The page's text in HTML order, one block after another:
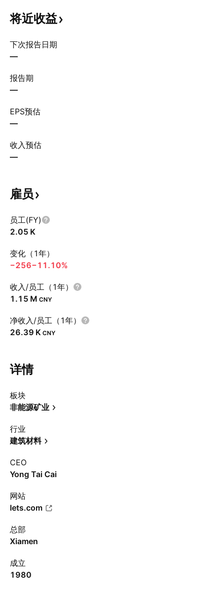
将近收益
下次报告日期
—
报告期
—
EPS预估
—
收入预估
—
雇员
员工(FY)
‪2.05 K‬
变化（1年）
−256−11.10%
收入/员工（1年）
‪1.15 M‬ CNY
净收入/员工（1年）
‪26.39 K‬ CNY
详情
板块
非能源矿业
行业
建筑材料
CEO
Yong Tai Cai
网站
lets.com
总部
Xiamen
成立
1980